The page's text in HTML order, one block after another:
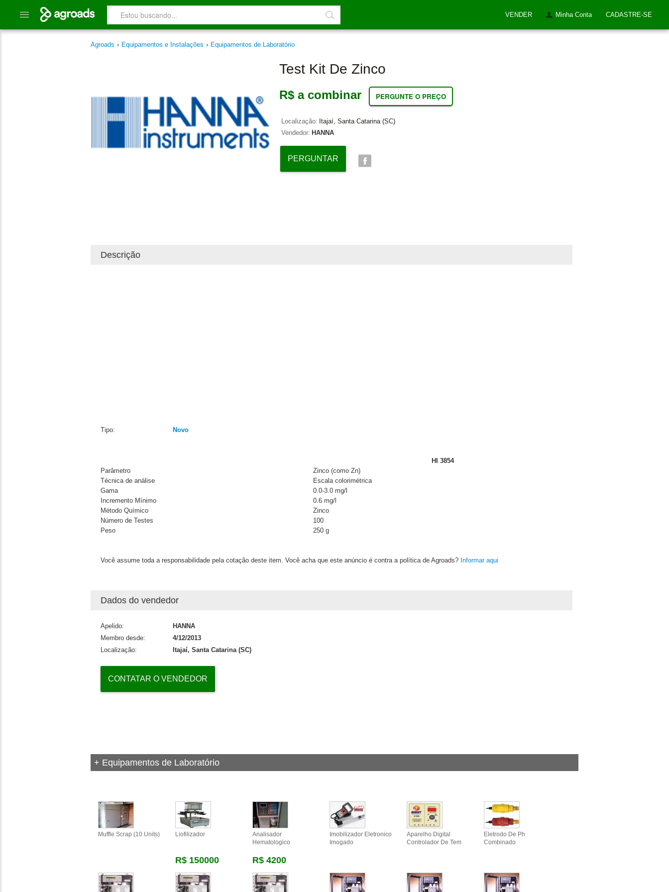
VENDER Minha Conta CADASTRE-SE
Agroads › Equipamentos e Instalações › Equipamentos de Laboratório
Test Kit De Zinco
R$ a combinar PERGUNTE O PREÇO
Localização: Itajaí, Santa Catarina (SC)
Vendedor: HANNA
PERGUNTAR
Descrição
Tipo: Novo
HI 3854
Parâmetro
Zinco (como Zn)
Técnica de análise
Escala colorimétrica
Gama
0.0-3.0 mg/l
Incremento Mínimo
0.6 mg/l
Método Químico
Zinco
Número de Testes
100
Peso
250 g
Você assume toda a responsabilidade pela cotação deste item. Você acha que este anúncio é contra a política de Agroads? Informar aqui
Dados do vendedor
Apelido:
HANNA
Membro desde:
4/12/2013
Localização:
Itajaí, Santa Catarina (SC)
CONTATAR O VENDEDOR
+ Equipamentos de Laboratório
Muffle Scrap (10 Units) Liofilizador
R$ 150000
Analisador
Hematologico
R$ 4200
Imobilizador Eletronico
Imogado
Aparelho Digital
Controlador De Tem
Eletrodo De Ph
Combinado